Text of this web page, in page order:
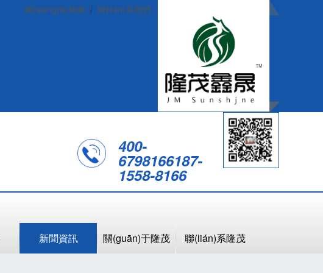
網(wǎng)站地圖 聯(lián)系我們
400-
6798166187-
1558-8166
新聞資訊 關(guān)于隆茂 聯(lián)系隆茂